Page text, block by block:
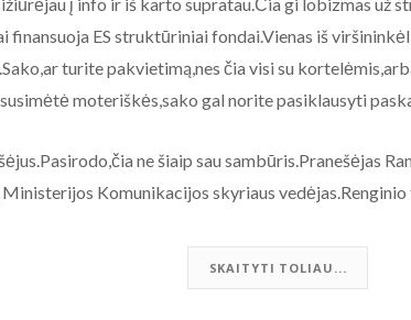
finansuoja ES struktūriniai fondai.Vienas iš
turite pakvietimą,nes čia visi su
moteriškės,sako gal norite pasiklausyti
ne šiaip sau sambūris.Pranešėjas
Komunikacijos skyriaus vedėjas.Renginio
SKAITYTI TOLIAU...